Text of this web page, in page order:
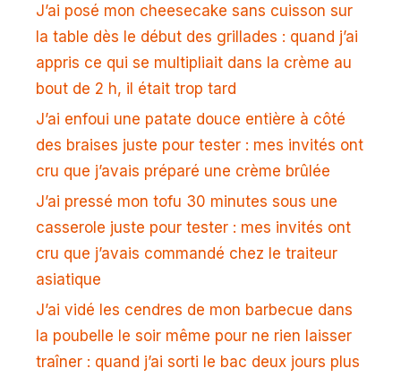
J’ai posé mon cheesecake sans cuisson sur
la table dès le début des grillades : quand j’ai
appris ce qui se multipliait dans la crème au
bout de 2 h, il était trop tard
J’ai enfoui une patate douce entière à côté
des braises juste pour tester : mes invités ont
cru que j’avais préparé une crème brûlée
J’ai pressé mon tofu 30 minutes sous une
casserole juste pour tester : mes invités ont
cru que j’avais commandé chez le traiteur
asiatique
J’ai vidé les cendres de mon barbecue dans
la poubelle le soir même pour ne rien laisser
traîner : quand j’ai sorti le bac deux jours plus